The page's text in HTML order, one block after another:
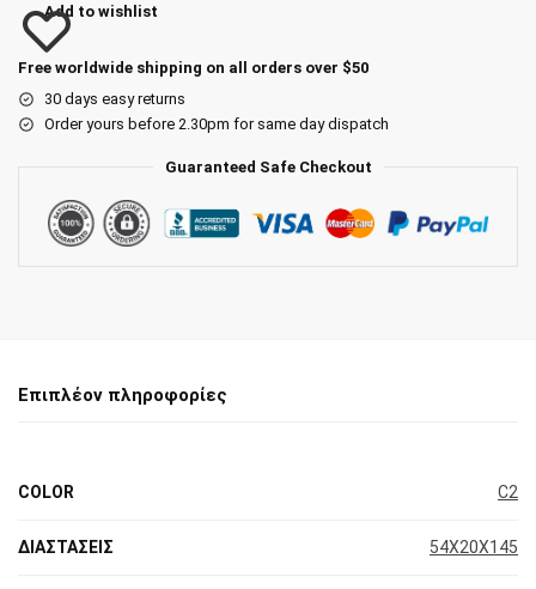
Add to wishlist
Free worldwide shipping on all orders over $50
30 days easy returns
Order yours before 2.30pm for same day dispatch
Guaranteed Safe Checkout
Επιπλέον πληροφορίες
COLOR C2
ΔΙΑΣΤΑΣΕΙΣ 54X20X145